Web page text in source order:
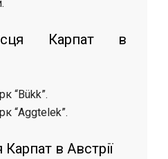
Карпат в
“Bükk”.
“Aggtelek”.
в Австрії